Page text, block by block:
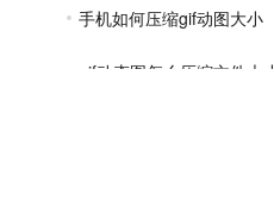
手机如何压缩gif动图大小
gif动态图怎么压缩文件大小